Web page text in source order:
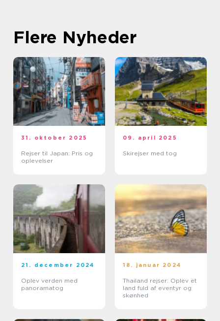
Flere Nyheder
31. oktober 2025
Rejser til Japan: Pris og
oplevelser
09. april 2025
Skirejser med tog
21. december 2024
Oplev verden med
panoramatog
18. januar 2024
Thailand rejser: Oplev et
land fuld af eventyr og
skønhed